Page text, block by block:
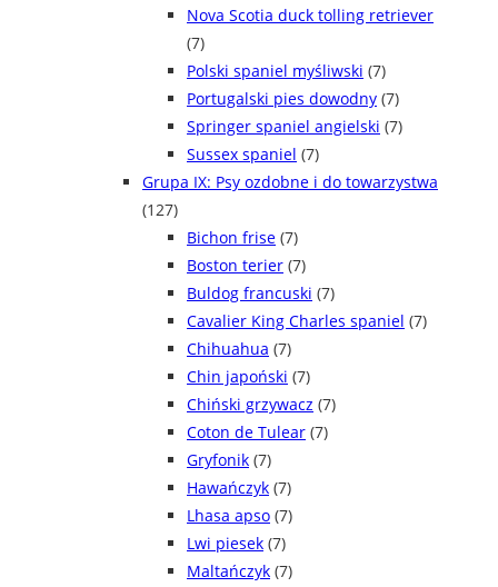
Nova Scotia duck tolling retriever
(7)
Polski spaniel myśliwski (7)
Portugalski pies dowodny (7)
Springer spaniel angielski (7)
Sussex spaniel (7)
Grupa IX: Psy ozdobne i do towarzystwa
(127)
Bichon frise (7)
Boston terier (7)
Buldog francuski (7)
Cavalier King Charles spaniel (7)
Chihuahua (7)
Chin japoński (7)
Chiński grzywacz (7)
Coton de Tulear (7)
Gryfonik (7)
Hawańczyk (7)
Lhasa apso (7)
Lwi piesek (7)
Maltańczyk (7)